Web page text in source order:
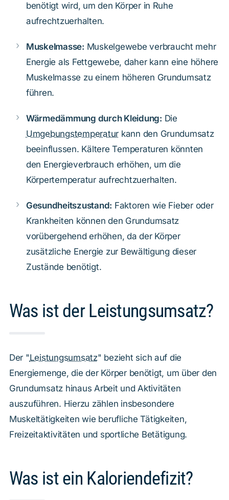
benötigt wird, um den Körper in Ruhe
aufrechtzuerhalten.
Muskelmasse: Muskelgewebe verbraucht mehr
Energie als Fettgewebe, daher kann eine höhere
Muskelmasse zu einem höheren Grundumsatz
führen.
Wärmedämmung durch Kleidung: Die
Umgebungstemperatur kann den Grundumsatz
beeinflussen. Kältere Temperaturen könnten
den Energieverbrauch erhöhen, um die
Körpertemperatur aufrechtzuerhalten.
Gesundheitszustand: Faktoren wie Fieber oder
Krankheiten können den Grundumsatz
vorübergehend erhöhen, da der Körper
zusätzliche Energie zur Bewältigung dieser
Zustände benötigt.
Was ist der Leistungsumsatz?
Der "Leistungsumsatz" bezieht sich auf die
Energiemenge, die der Körper benötigt, um über den
Grundumsatz hinaus Arbeit und Aktivitäten
auszuführen. Hierzu zählen insbesondere
Muskeltätigkeiten wie berufliche Tätigkeiten,
Freizeitaktivitäten und sportliche Betätigung.
Was ist ein Kaloriendefizit?